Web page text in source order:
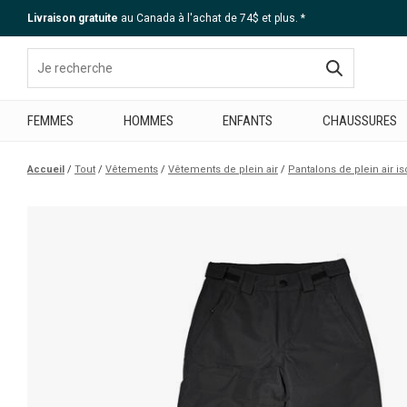
Livraison gratuite au Canada à l'achat de 74$ et plus. *
Aide
FEMMES HOMMES ENFANTS CHAUSSURES
Accueil Tout Vêtements Vêtements de plein air Pantalons de plein air